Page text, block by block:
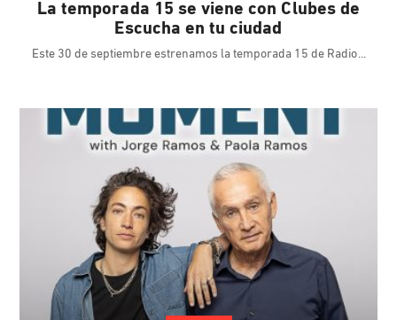
La temporada 15 se viene con Clubes de
Escucha en tu ciudad
Este 30 de septiembre estrenamos la temporada 15 de Radio